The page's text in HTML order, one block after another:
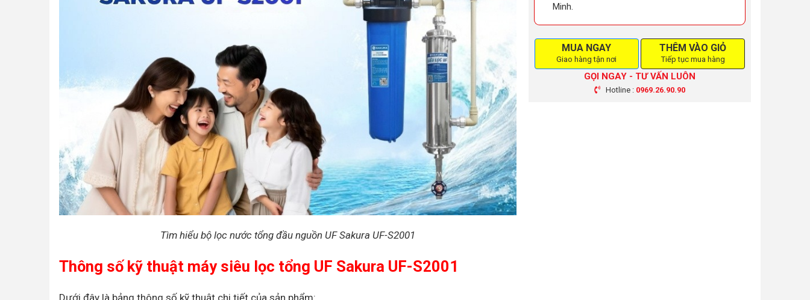
Tìm hiểu bộ lọc nước tổng đầu nguồn UF Sakura UF-S2001
Thông số kỹ thuật máy siêu lọc tổng UF Sakura UF-S2001
Minh.
MUA NGAY
Giao hàng tận nơi
THÊM VÀO GIỎ
Tiếp tục mua hàng
GỌI NGAY - TƯ VẤN LUÔN
Hotline : 0969.26.90.90